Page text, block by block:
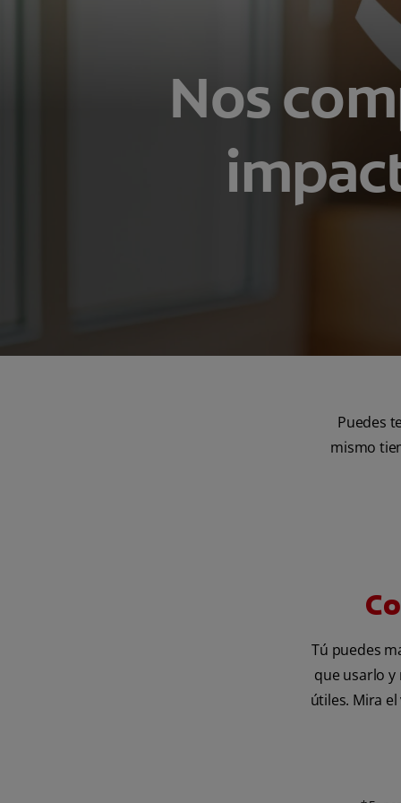
Nos
Puedes
mismo
Tú puedes
que usarlo
útiles. Mira